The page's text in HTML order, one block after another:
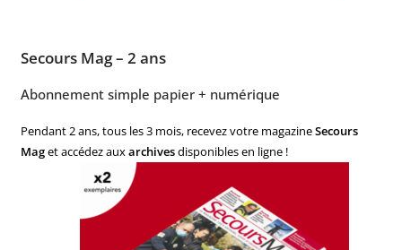
Secours Mag – 2 ans
Abonnement simple papier + numérique
Pendant 2 ans, tous les 3 mois, recevez votre magazineSecours
Maget accédez auxarchivesdisponibles en ligne !